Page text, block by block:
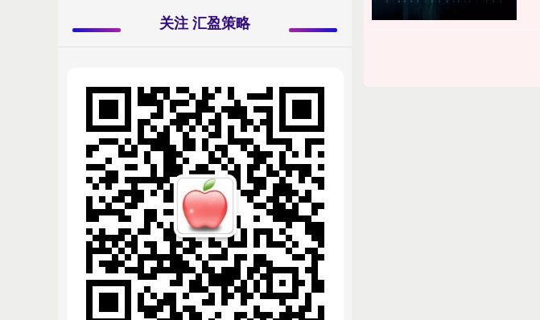
关注 汇盈策略